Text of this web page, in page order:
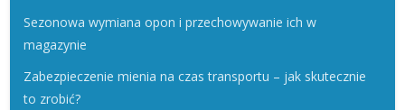
Sezonowa wymiana opon i przechowywanie ich w
magazynie
Zabezpieczenie mienia na czas transportu – jak skutecznie
to zrobić?